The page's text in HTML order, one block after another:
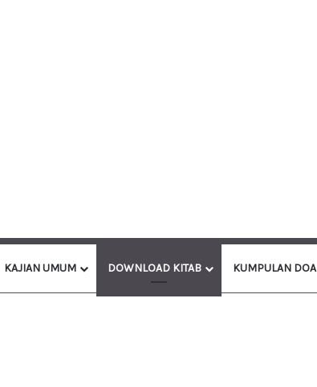
KAJIAN UMUM DOWNLOAD KITAB KUMPULAN DOA